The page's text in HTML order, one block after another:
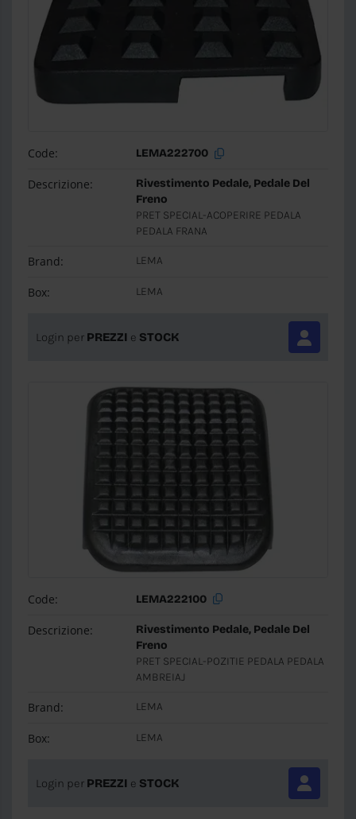
Code: LEMA222700
Descrizione:
Rivestimento Pedale, Pedale Del
Freno
PRET SPECIAL-ACOPERIRE PEDALA
PEDALA FRANA
Brand: LEMA
Box: LEMA
Login per PREZZI e STOCK
Code: LEMA222100
Descrizione:
Rivestimento Pedale, Pedale Del
Freno
PRET SPECIAL-POZITIE PEDALA PEDALA
AMBREIAJ
Brand: LEMA
Box: LEMA
Login per PREZZI e STOCK